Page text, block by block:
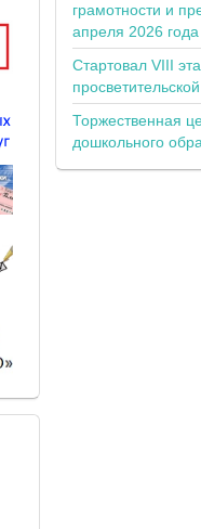
грамотности и
апреля 2026 года
Стартовал VIII
Торжественная
дошкольного